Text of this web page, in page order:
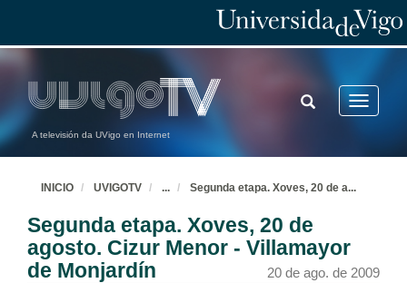
A televisión da UVigo en Internet
Toggle
TOGGLE
SEARCH
INICIO UVIGOTV ... Segunda etapa. Xoves, 20 de a...
Segunda etapa. Xoves, 20 de
agosto. Cizur Menor - Villamayor
de Monjardín
20 de ago. de 2009